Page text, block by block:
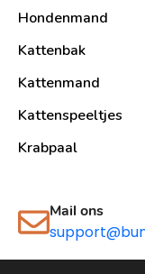
Hondenmand
Kattenbak
Kattenmand
Kattenspeeltjes
Krabpaal​
Mail ons